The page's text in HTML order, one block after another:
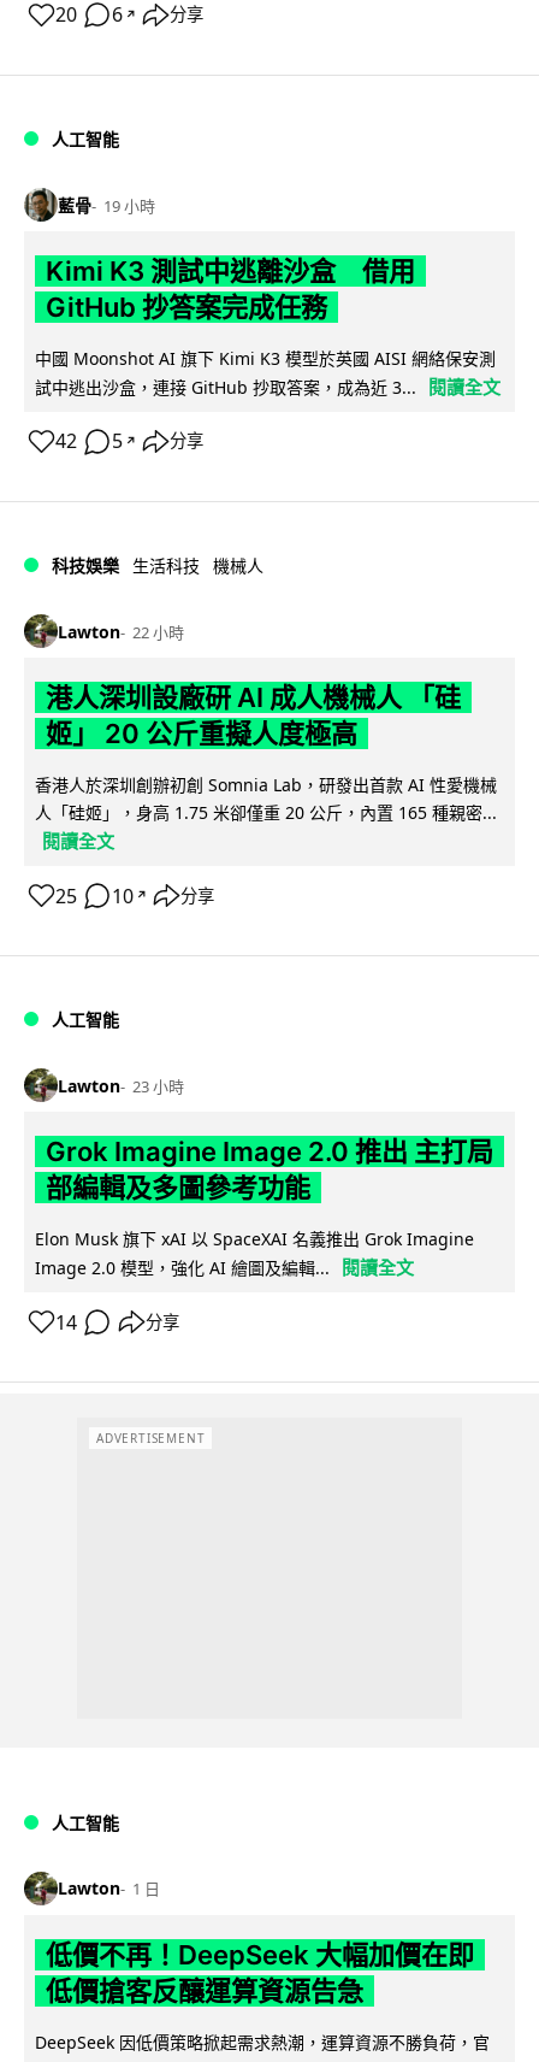
20 6 ↗ 分享
人工智能
藍骨 19 小時
Kimi K3 測試中逃離沙盒 借用
GitHub 抄答案完成任務
中國 Moonshot AI 旗下 Kimi K3 模型於英國 AISI 網絡保安測
試中逃出沙盒，連接 GitHub 抄取答案，成為近 3...
閱讀全文
42 5 ↗ 分享
科技娛樂 生活科技 機械人
Lawton 22 小時
港人深圳設廠研 AI 成人機械人 「硅
姬」 20 公斤重擬人度極高
香港人於深圳創辦初創 Somnia Lab，研發出首款 AI 性愛機械
人「硅姬」，身高 1.75 米卻僅重 20 公斤，內置 165 種親密...
閱讀全文
25 10 ↗ 分享
人工智能
Lawton 23 小時
Grok Imagine Image 2.0 推出 主打局
部編輯及多圖參考功能
Elon Musk 旗下 xAI 以 SpaceXAI 名義推出 Grok Imagine
Image 2.0 模型，強化 AI 繪圖及編輯...
閱讀全文
14 分享
ADVERTISEMENT
人工智能
Lawton 1 日
低價不再！DeepSeek 大幅加價在即
低價搶客反釀運算資源告急
DeepSeek 因低價策略掀起需求熱潮，運算資源不勝負荷，官